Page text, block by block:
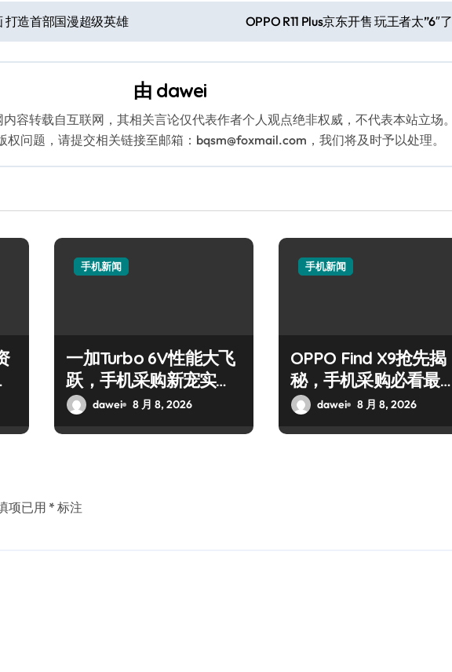
打造首部国漫超级英雄 OPPO R11 Plus京东开售 玩王者太”6″了
由 dawei
内容转载自互联网，其相关言论仅代表作者个人观点绝非权威，不代表本站立场。
权问题，请提交相关链接至邮箱：bqsm@foxmail.com，我们将及时予以处理。
手机新闻
一加Turbo 6V性能大飞
跃，手机采购新宠实用
管家揭秘！
dawei 8 月 8, 2026
手机新闻
OPPO Find X9抢先揭
秘，手机采购必看最新
猛料！
dawei 8 月 8, 2026
项已用 * 标注